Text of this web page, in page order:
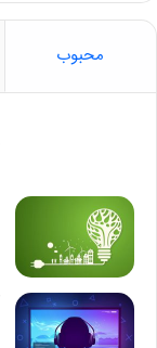
پ
م
ش
محبوب